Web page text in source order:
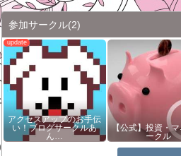
参加サークル(2)
アクセスアップのお手伝
い！ブログサークルあ
ん…
【公式】投資・
ークル